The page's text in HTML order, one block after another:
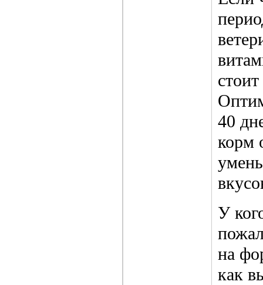
40
корм
У
на
как